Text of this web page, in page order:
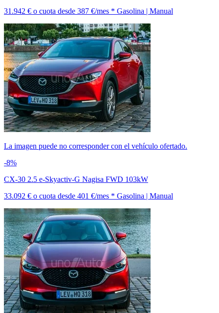
31.942 € o cuota desde 387 €/mes * Gasolina | Manual
La imagen puede no corresponder con el vehículo ofertado.
-8%
CX-30 2.5 e-Skyactiv-G Nagisa FWD 103kW
33.092 € o cuota desde 401 €/mes * Gasolina | Manual